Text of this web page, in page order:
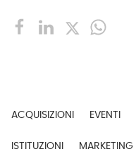
ACQUISIZIONI EVENTI
ISTITUZIONI MARKETING